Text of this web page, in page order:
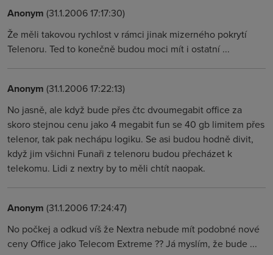
Anonym (31.1.2006 17:17:30)
Že měli takovou rychlost v rámci jinak mizerného pokrytí
Telenoru. Ted to konečně budou moci mít i ostatní ...
Anonym (31.1.2006 17:22:13)
No jasně, ale když bude přes čtc dvoumegabit office za
skoro stejnou cenu jako 4 megabit fun se 40 gb limitem přes
telenor, tak pak nechápu logiku. Se asi budou hodně divit,
když jim všichni Funaři z telenoru budou přecházet k
telekomu. Lidi z nextry by to měli chtít naopak.
Anonym (31.1.2006 17:24:47)
No počkej a odkud víš že Nextra nebude mít podobné nové
ceny Office jako Telecom Extreme ?? Já myslím, že bude ...